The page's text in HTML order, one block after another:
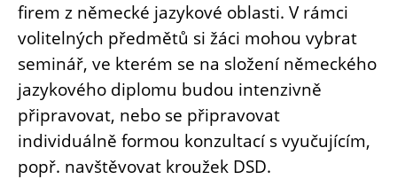
firem z německé jazykové oblasti. V rámci
volitelných předmětů si žáci mohou vybrat
seminář, ve kterém se na složení německého
jazykového diplomu budou intenzivně
připravovat, nebo se připravovat
individuálně formou konzultací s vyučujícím,
popř. navštěvovat kroužek DSD.